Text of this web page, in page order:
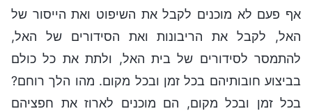
אף פעם לא מוכנים לקבל את השיפוט ואת הייסור של
האל, לקבל את הריבונות ואת הסידורים של האל,
להתמסר לסידורים של בית האל, ולתת את כל כולם
בביצוע חובותיהם בכל זמן ובכל מקום. מהו הלך רוחם?
בכל זמן ובכל מקום, הם מוכנים לארוז את חפציהם